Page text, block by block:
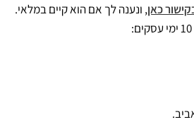
כאן, ונענה לך אם הוא קיים במלאי.